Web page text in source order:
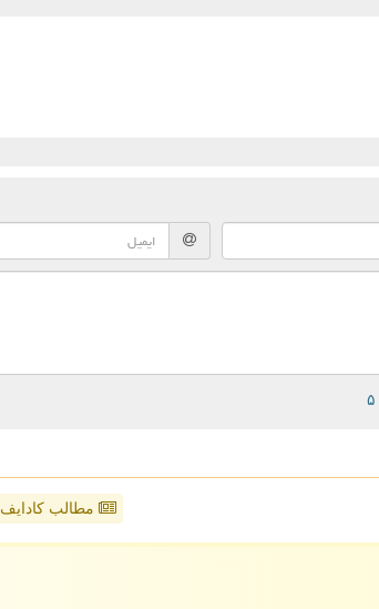
مطالب کادایف